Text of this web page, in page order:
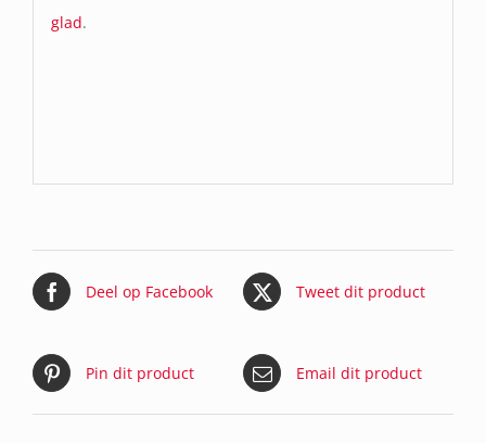
glad.
Deel op Facebook Tweet dit product
Pin dit product Email dit product